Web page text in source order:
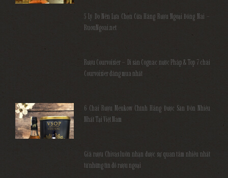
5 Lý Do Nên Lựa Chọn Cửa Hàng Rượu Ngoại Đồng Nai –
RuouNgoai.net
Rượu Courvoisier – Di sản Cognac nước Pháp & Top 7 chai
Courvoisier đáng mua nhất
6 Chai Rượu Meukow Chính Hãng Được Săn Đón Nhiều
Nhất Tại Việt Nam
Giá rượu Chivas luôn nhận được sự quan tâm nhiều nhất
từ những tín đồ rượu ngoại